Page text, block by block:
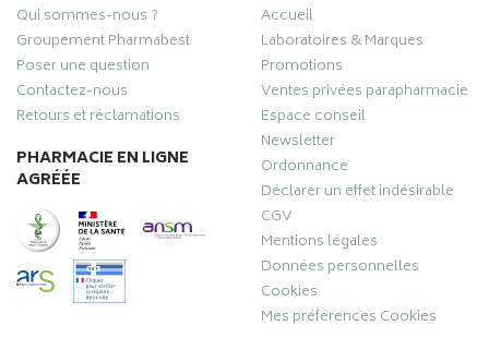
Qui sommes-nous ?
Groupement Pharmabest
Poser une question
Contactez-nous
Retours et réclamations
PHARMACIE EN LIGNE
AGRÉÉE
Accueil
Laboratoires & Marques
Promotions
Ventes privées parapharmacie
Espace conseil
Newsletter
Ordonnance
Déclarer un effet indésirable
CGV
Mentions légales
Données personnelles
Cookies
Mes préférences Cookies